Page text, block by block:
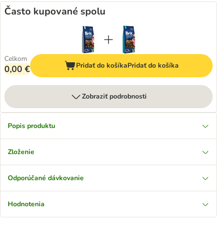
Často kupované spolu
Celkom
0,00 € Pridať do košíkaPridať do košíka
Zobraziť podrobnosti
Popis produktu
Zloženie
Odporúčané dávkovanie
Hodnotenia